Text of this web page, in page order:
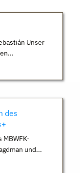
Unser
des
und...